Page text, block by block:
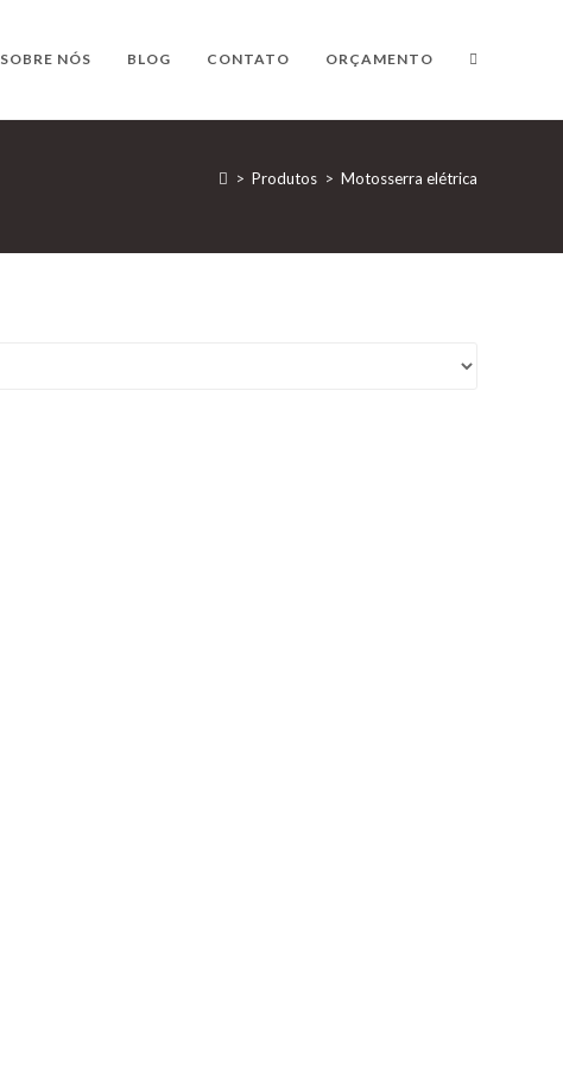
SOBRE NÓS BLOG CONTATO ORÇAMENTO ALTERNAR
PESQUISA
> Produtos > Motosserra elétrica